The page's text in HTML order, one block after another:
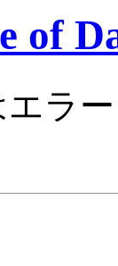
of
エラ